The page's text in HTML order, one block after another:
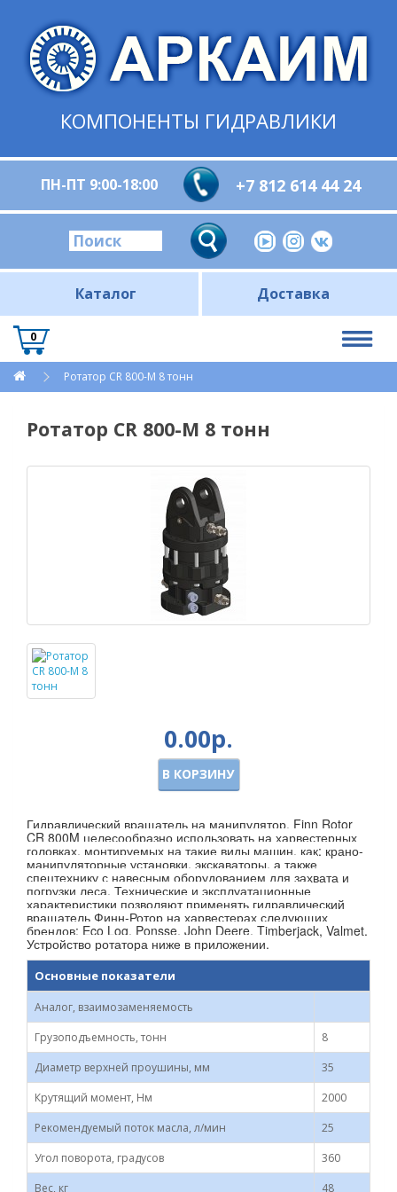
КОМПОНЕНТЫ ГИДРАВЛИКИ
ПН-ПТ 9:00-18:00 +7 812 614 44 24
Каталог Доставка
0
Ротатор CR 800-М 8 тонн
Ротатор CR 800-М 8 тонн
0.00р.
В КОРЗИНУ
Гидравлический вращатель на манипулятор, Finn Rotor
CR 800M целесообразно использовать на харвестерных
головках, монтируемых на такие виды машин, как: крано-
манипуляторные установки, экскаваторы, а также
спецтехнику с навесным оборудованием для захвата и
погрузки леса. Технические и эксплуатационные
характеристики позволяют применять гидравлический
вращатель Финн-Ротор на харвестерах следующих
брендов: Eco Log, Ponsse, John Deere, Timberjack, Valmet.
Устройство ротатора ниже в приложении.
Основные показатели
Аналог, взаимозаменяемость
Грузоподъемность, тонн
8
Диаметр верхней проушины, мм
35
Крутящий момент, Нм
2000
Рекомендуемый поток масла, л/мин
25
Угол поворота, градусов
360
Вес, кг
48